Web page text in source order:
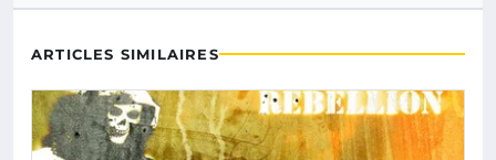
ARTICLES SIMILAIRES